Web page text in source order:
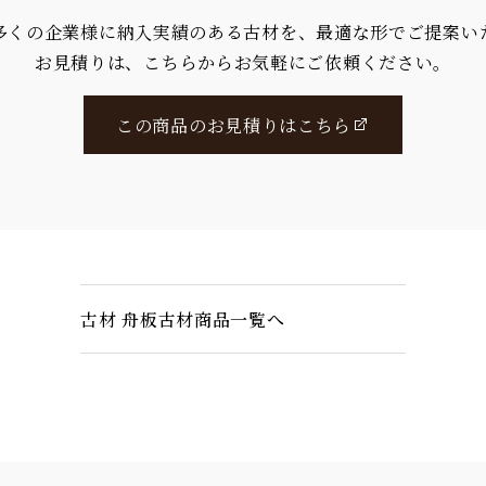
くの企業様に納入実績のある古材を、最適な形でご提案い
お見積りは、こちらからお気軽にご依頼ください。
この商品のお見積りはこちら
古材 舟板古材商品一覧へ